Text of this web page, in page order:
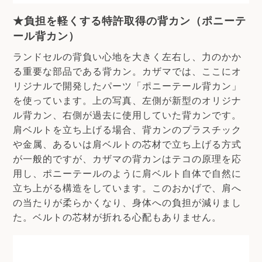
★負担を軽くする特許取得の背カン（ポニーテ
ール背カン）
ランドセルの背負い心地を大きく左右し、力のかか
る重要な部品である背カン。カザマでは、ここにオ
リジナルで開発したパーツ「ポニーテール背カン」
を使っています。上の写真、左側が新型のオリジナ
ル背カン、右側が過去に使用していた背カンです。
肩ベルトを立ち上げる場合、背カンのプラスチック
や金属、あるいは肩ベルトの芯材で立ち上げる方式
が一般的ですが、カザマの背カンはテコの原理を応
用し、ポニーテールのように肩ベルト自体で自然に
立ち上がる構造をしています。このおかげで、肩へ
の当たりが柔らかくなり、身体への負担が減りまし
た。ベルトの芯材が折れる心配もありません。